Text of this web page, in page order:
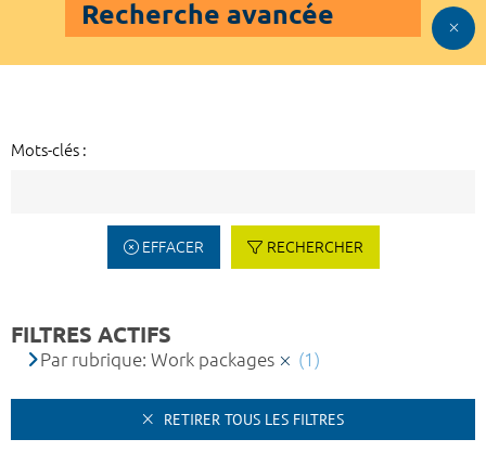
Recherche avancée
Mots-clés :
EFFACER RECHERCHER
FILTRES ACTIFS
Par rubrique: Work packages (1)
RETIRER TOUS LES FILTRES